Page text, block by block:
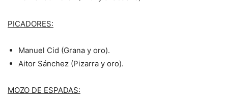
PICADORES:
Manuel Cid (Grana y oro).
Aitor Sánchez (Pizarra y oro).
MOZO DE ESPADAS: